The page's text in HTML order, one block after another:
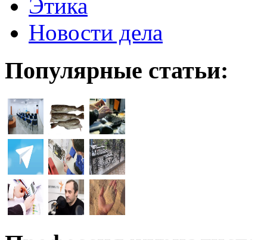
Этика
Новости дела
Популярные статьи: